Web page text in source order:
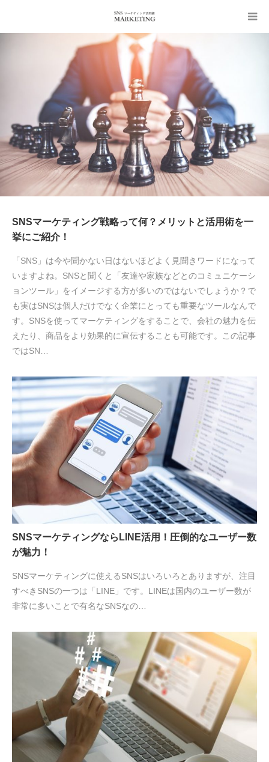
SNSマーケティング戦略って何？メリットと活用術を一
挙にご紹介！
「SNS」は今や聞かない日はないほどよく見聞きワードになって
いますよね。SNSと聞くと「友達や家族などとのコミュニケーシ
ョンツール」をイメージする方が多いのではないでしょうか？で
も実はSNSは個人だけでなく企業にとっても重要なツールなんで
す。SNSを使ってマーケティングをすることで、会社の魅力を伝
えたり、商品をより効果的に宣伝することも可能です。この記事
ではSN…
SNSマーケティングならLINE活用！圧倒的なユーザー数
が魅力！
SNSマーケティングに使えるSNSはいろいろとありますが、注目
すべきSNSの一つは「LINE」です。LINEは国内のユーザー数が
非常に多いことで有名なSNSなの…